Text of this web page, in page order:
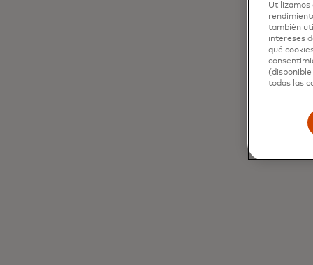
Utilizamos
también
intereses
qué
todas las